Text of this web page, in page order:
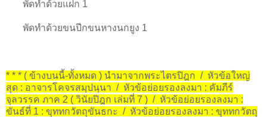
พัดทำด้วยแฝก 1
พัดทำด้วยขนปีกขนหางนกยูง 1
* * * ( ข้างบนนี้-ทั้งหมด ) นำมาจากพระไตรปิฎก / หัวข้อใหญ่
สุด : อาจารโคจรสมฺปนฺนา / หัวข้อย่อยรองลงมา : คัมภีร์
จุลวรรค ภาค 2 ( วินัยปิฎก เล่มที่ 7 ) / หัวข้อย่อยรองลงมา :
ขันธ์ที่ 1 : ขุททกวัตถุขันธกะ / หัวข้อย่อยรองลงมา : ขุททกวัตถุ